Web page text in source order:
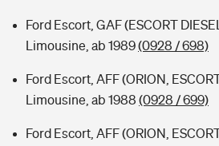
Ford Escort, GAF (ESCORT
Limousine, ab 1989(0928 / 698)
Ford Escort, AFF (ORION,
Limousine, ab 1988 (0928 / 699)
Ford Escort, AFF (ORION,